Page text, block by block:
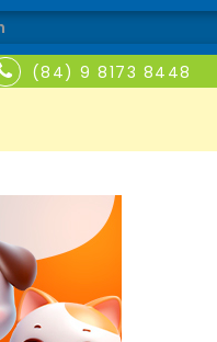
(84) 9 8173 8448